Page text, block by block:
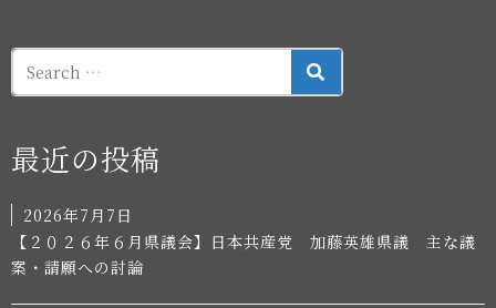
SEARCH
最近の投稿
2026年7月7日
【２０２６年６月県議会】日本共産党 加藤英雄県議 主な議
案・請願への討論